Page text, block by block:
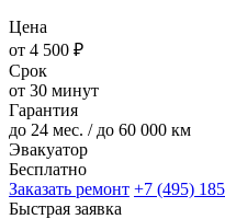
Цена
от 4 500 ₽
Срок
от 30 минут
Гарантия
до 24 мес. / до 60 000 км
Эвакуатор
Бесплатно
Заказать ремонт +7 (495)
Быстрая заявка